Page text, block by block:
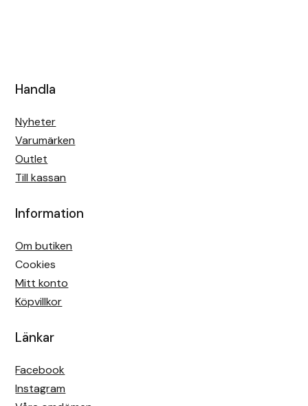
Handla
Nyheter
Varumärken
Outlet
Till kassan
Information
Om butiken
Cookies
Mitt konto
Köpvillkor
Länkar
Facebook
Instagram